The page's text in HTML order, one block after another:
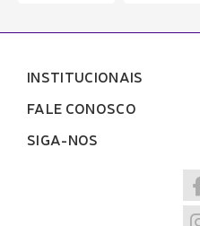
INSTITUCIONAIS
FALE CONOSCO
SIGA-NOS